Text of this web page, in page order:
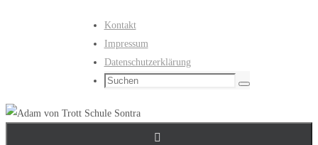
Kontakt
Impressum
Datenschutzerklärung
Suchen
Suchen